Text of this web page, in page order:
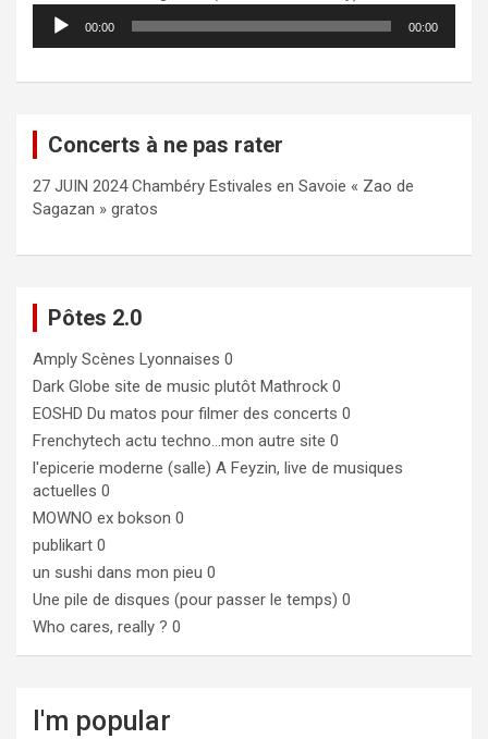
Lecteur
audio
00:00 00:00
Concerts à ne pas rater
27 JUIN 2024 Chambéry Estivales en Savoie « Zao de
Sagazan » gratos
Pôtes 2.0
Amply Scènes Lyonnaises 0
Dark Globe site de music plutôt Mathrock 0
EOSHD Du matos pour filmer des concerts 0
Frenchytech actu techno…mon autre site 0
l'epicerie moderne (salle) A Feyzin, live de musiques
actuelles 0
MOWNO ex bokson 0
publikart 0
un sushi dans mon pieu 0
Une pile de disques (pour passer le temps) 0
Who cares, really ? 0
I'm popular